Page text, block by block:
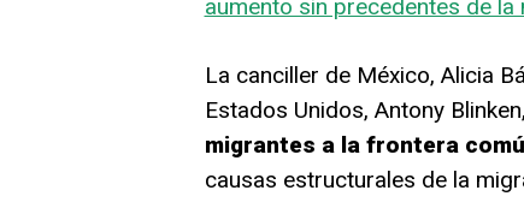
aumento sin precedentes de
La canciller de México, Alicia
Estados Unidos, Antony Blinken,
migrantes a la frontera
causas estructurales de la